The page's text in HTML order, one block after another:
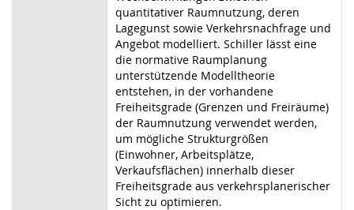
quantitativer Raumnutzung, deren
Lagegunst sowie Verkehrsnachfrage und
Angebot modelliert. Schiller lässt eine
die normative Raumplanung
unterstützende Modelltheorie
entstehen, in der vorhandene
Freiheitsgrade (Grenzen und Freiräume)
der Raumnutzung verwendet werden,
um mögliche Strukturgrößen
(Einwohner, Arbeitsplätze,
Verkaufsflächen) innerhalb dieser
Freiheitsgrade aus verkehrsplanerischer
Sicht zu optimieren.